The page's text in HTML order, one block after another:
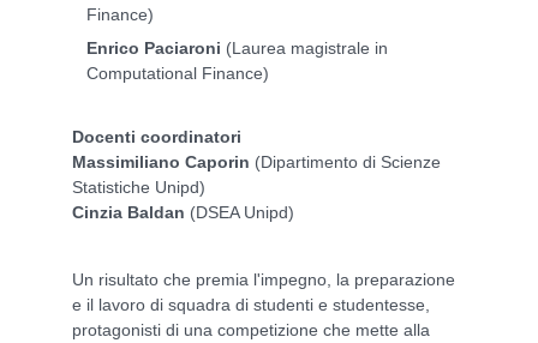
Finance)
Enrico Paciaroni (Laurea magistrale in
Computational Finance)
Docenti coordinatori
Massimiliano Caporin (Dipartimento di Scienze
Statistiche Unipd)
Cinzia Baldan (DSEA Unipd)
Un risultato che premia l'impegno, la preparazione
e il lavoro di squadra di studenti e studentesse,
protagonisti di una competizione che mette alla